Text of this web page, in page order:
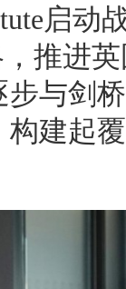
启动
推进
与剑
建起